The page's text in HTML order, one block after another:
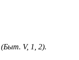
(Быт. V, 1, 2).